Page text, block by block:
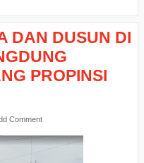
DAN DUSUN DI
PROPINSI
Comment